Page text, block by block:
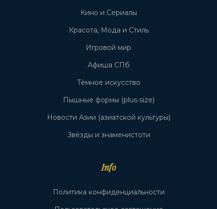
Кино и Сериалы
Красота, Мода и Стиль
Игровой мир
Афиша СПб
Тёмное искусство
Пышные формы (plus-size)
Новости Азии (азиатской культуры)
Звёзды и знаменистоти
Info
Политика конфиденциальности